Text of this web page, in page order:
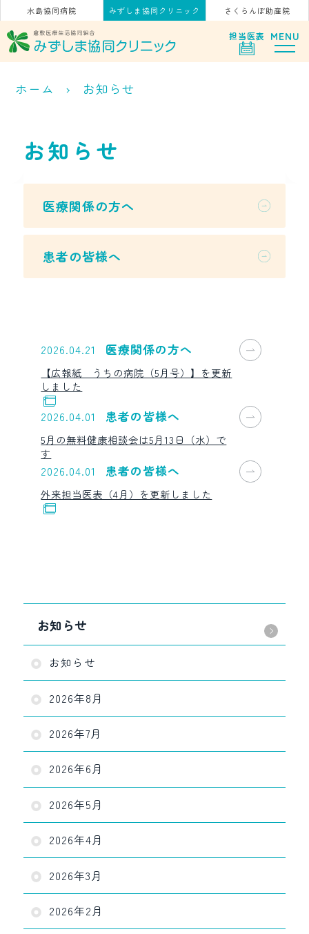
水島協同病院 みずしま協同クリニック さくらんぼ助産院
担当医表 MENU
ホーム お知らせ
お知らせ
医療関係の方へ
患者の皆様へ
2026.04.21 医療関係の方へ
【広報紙 うちの病院（5月号）】を更新
しました
2026.04.01 患者の皆様へ
5月の無料健康相談会は5月13日（水）で
す
2026.04.01 患者の皆様へ
外来担当医表（4月）を更新しました
お知らせ
お知らせ
2026年8月
2026年7月
2026年6月
2026年5月
2026年4月
2026年3月
2026年2月